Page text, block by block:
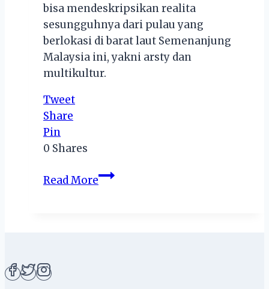
bisa mendeskripsikan realita
sesungguhnya dari pulau yang
berlokasi di barat laut Semenanjung
Malaysia ini, yakni arsty dan
multikultur.
Tweet
Share
Pin
0 Shares
Read MoreSerunya